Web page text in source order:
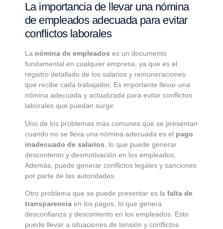
La importancia de llevar una nómina
de empleados adecuada para evitar
conflictos laborales
La nómina de empleados es un documento
fundamental en cualquier empresa, ya que es el
registro detallado de los salarios y remuneraciones
que recibe cada trabajador. Es importante llevar una
nómina adecuada y actualizada para evitar conflictos
laborales que puedan surgir.
Uno de los problemas más comunes que se presentan
cuando no se lleva una nómina adecuada es el pago
inadecuado de salarios , lo que puede generar
descontento y desmotivación en los empleados.
Además, puede generar conflictos legales y sanciones
por parte de las autoridades.
Otro problema que se puede presentar es la falta de
transparencia en los pagos, lo que genera
desconfianza y descontento en los empleados. Esto
puede llevar a situaciones de tensión y conflictos